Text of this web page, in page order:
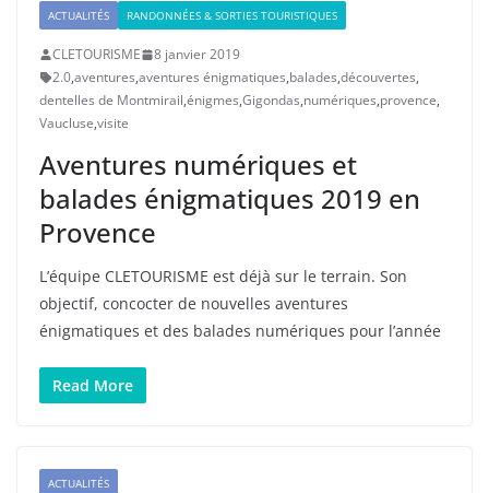
ACTUALITÉS RANDONNÉES & SORTIES TOURISTIQUES
CLETOURISME
8 janvier 2019
2.0,aventures,aventures énigmatiques,balades,découvertes,
dentelles de Montmirail,énigmes,Gigondas,numériques,provence,
Vaucluse,visite
Aventures numériques et
balades énigmatiques 2019 en
Provence
L’équipe CLETOURISME est déjà sur le terrain. Son
objectif, concocter de nouvelles aventures
énigmatiques et des balades numériques pour l’année
Read More
ACTUALITÉS